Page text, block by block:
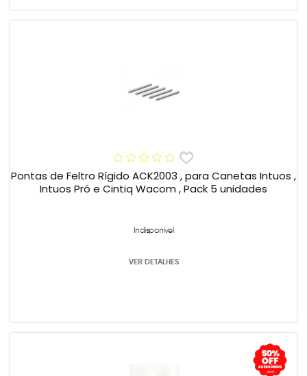
Pontas de Feltro Rígido ACK2003 , para Canetas Intuos ,
Intuos Pró e Cintiq Wacom , Pack 5 unidades
Indisponível
VER DETALHES